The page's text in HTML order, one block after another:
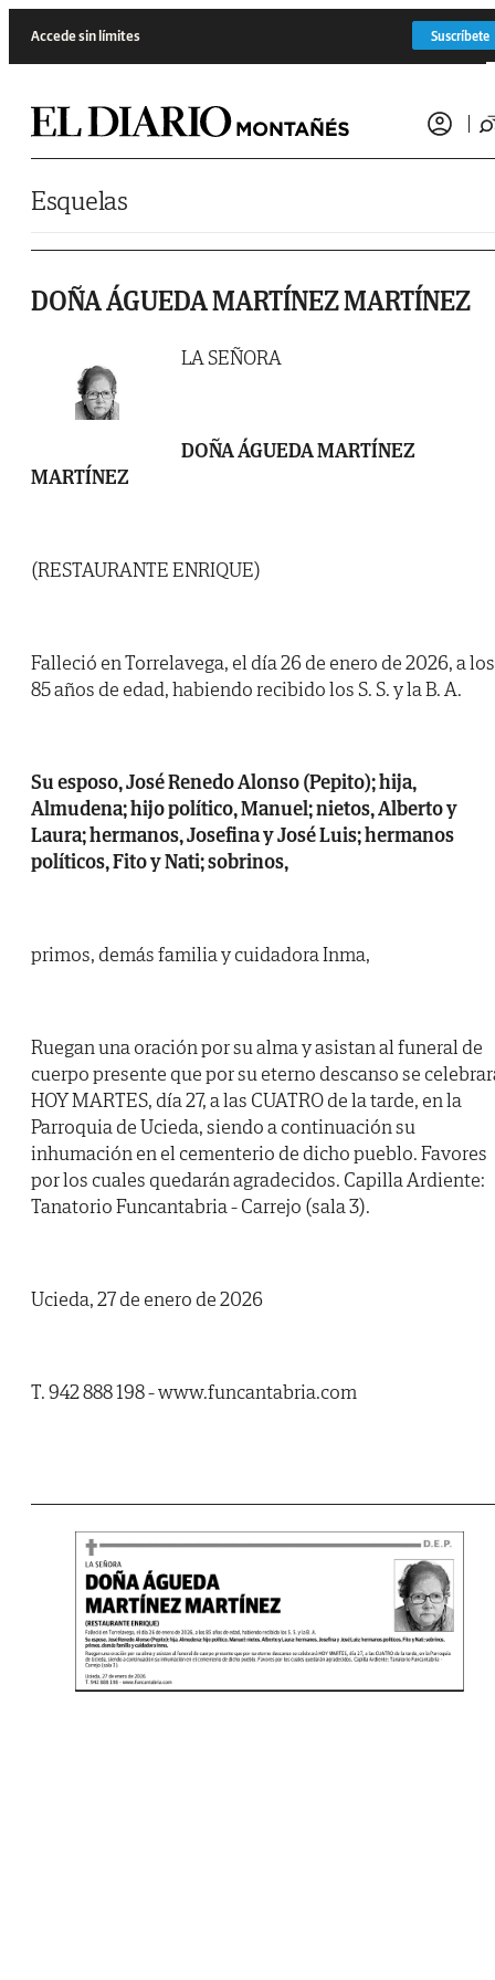
Accede sin límites Suscríbete
Esquelas
DOÑA ÁGUEDA MARTÍNEZ MARTÍNEZ
LA SEÑORA
DOÑA ÁGUEDA MARTÍNEZ
MARTÍNEZ
(RESTAURANTE ENRIQUE)
Falleció en Torrelavega, el día 26 de enero de 2026, a los
85 años de edad, habiendo recibido los S. S. y la B. A.
Su esposo, José Renedo Alonso (Pepito); hija,
Almudena; hijo político, Manuel; nietos, Alberto y
Laura; hermanos, Josefina y José Luis; hermanos
políticos, Fito y Nati; sobrinos,
primos, demás familia y cuidadora Inma,
Ruegan una oración por su alma y asistan al funeral de
cuerpo presente que por su eterno descanso se
HOY MARTES, día 27, a las CUATRO de la tarde, en la
Parroquia de Ucieda, siendo a continuación su
inhumación en el cementerio de dicho pueblo. Favores
por los cuales quedarán agradecidos. Capilla Ardiente:
Tanatorio Funcantabria - Carrejo (sala 3).
Ucieda, 27 de enero de 2026
T. 942 888 198 - www.funcantabria.com